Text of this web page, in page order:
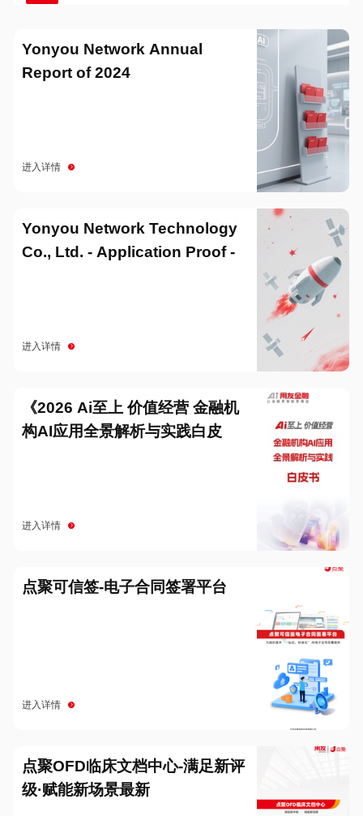
Yonyou Network Annual
Report of 2024
进入详情
Yonyou Network Technology
Co., Ltd. - Application Proof -
进入详情
《2026 Ai至上 价值经营 金融机
构AI应用全景解析与实践白皮
进入详情
点聚可信签-电子合同签署平台
进入详情
点聚OFD临床文档中心-满足新评
级·赋能新场景最新